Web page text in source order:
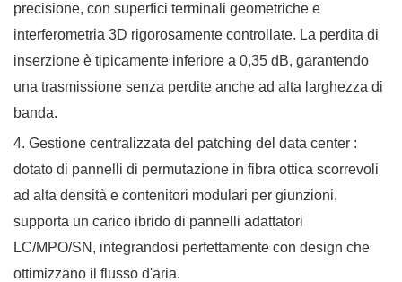
precisione, con superfici terminali geometriche e
interferometria 3D rigorosamente controllate. La perdita di
inserzione è tipicamente inferiore a 0,35 dB, garantendo
una trasmissione senza perdite anche ad alta larghezza di
banda.
4. Gestione centralizzata del patching del data center :
dotato di pannelli di permutazione in fibra ottica scorrevoli
ad alta densità e contenitori modulari per giunzioni,
supporta un carico ibrido di pannelli adattatori
LC/MPO/SN, integrandosi perfettamente con design che
ottimizzano il flusso d'aria.